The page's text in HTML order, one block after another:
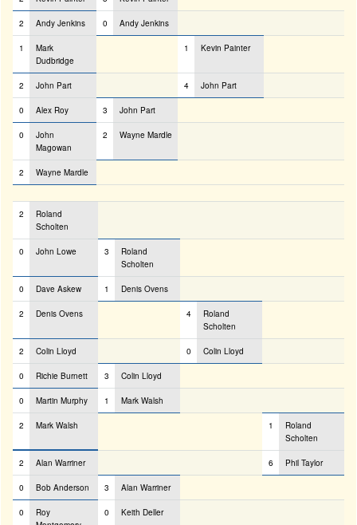
2 Andy Jenkins 0 Andy Jenkins
1
Mark
Dudbridge
1 Kevin Painter
2 John Part 4 John Part
0 Alex Roy 3 John Part
0
John
Magowan
2 Wayne Mardle
2 Wayne Mardle
2
Roland
Scholten
0 John Lowe 3
Roland
Scholten
0 Dave Askew 1 Denis Ovens
2 Denis Ovens 4
Roland
Scholten
2 Colin Lloyd 0 Colin Lloyd
0 Richie Burnett 3 Colin Lloyd
0 Martin Murphy 1 Mark Walsh
2 Mark Walsh 1
Roland
Scholten
2 Alan Warriner 6 Phil Taylor
0 Bob Anderson 3 Alan Warriner
0
Roy
0 Keith Deller